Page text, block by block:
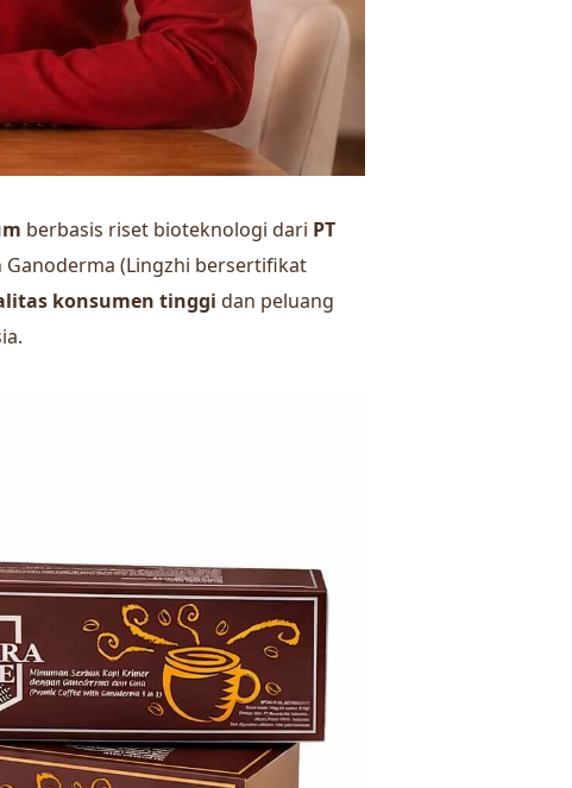
berbasis riset bioteknologi dari PT
Ganoderma (Lingzhi bersertifikat
konsumen tinggi dan peluang